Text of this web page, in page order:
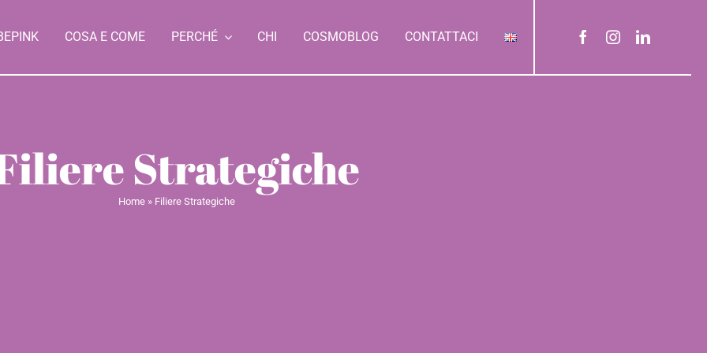
COSA E COME PERCHÉ CHI COSMOBLOG CONTATTACI
Strategiche
Home » Filiere Strategiche